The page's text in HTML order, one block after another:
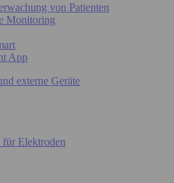
von Patienten
Monitoring
App
externe Geräte
für Elektroden